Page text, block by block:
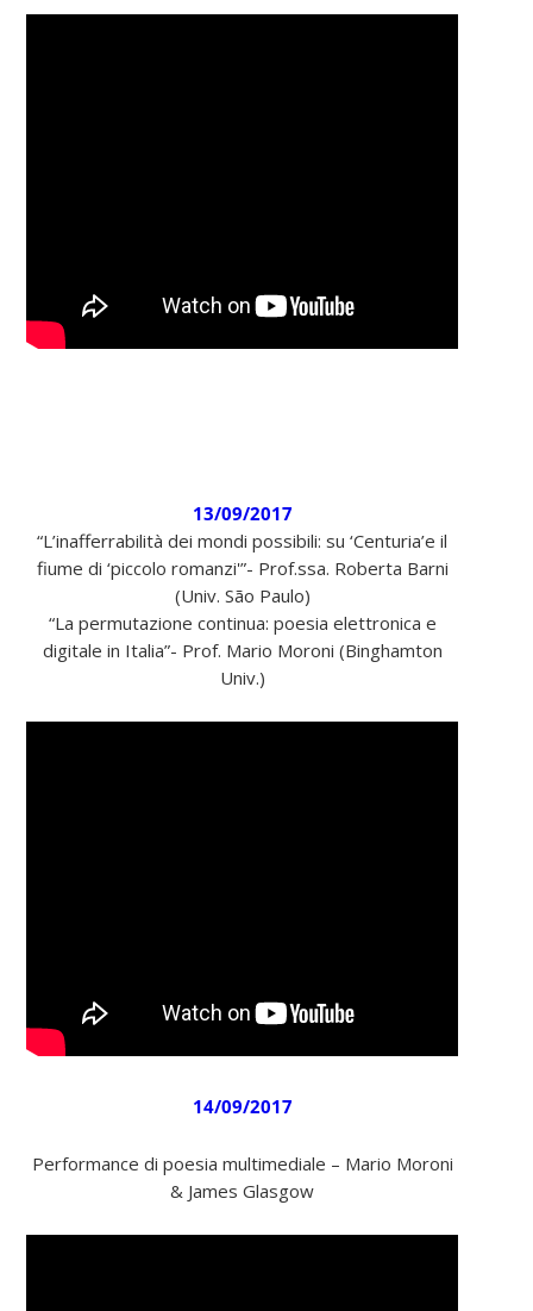
13/09/2017
“L’inafferrabilità dei mondi possibili: su ‘Centuria’e il
fiume di ‘piccolo romanzi'”- Prof.ssa. Roberta Barni
(Univ. São Paulo)
“La permutazione continua: poesia elettronica e
digitale in Italia”- Prof. Mario Moroni (Binghamton
Univ.)
14/09/2017
Performance di poesia multimediale – Mario Moroni
& James Glasgow